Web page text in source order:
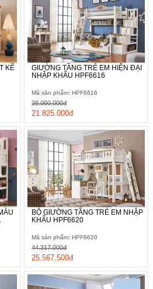
KẾ
GIƯỜNG TẦNG TRẺ EM HIỆN ĐẠI
NHẬP KHẨU HPF6616
Mã sản phẩm: HPF6616
21.825.000đ
38.000.000đ
BỘ GIƯỜNG TẦNG TRẺ EM NHẬP
KHẨU HPF6620
Mã sản phẩm: HPF6620
25.567.500đ
44.317.000đ